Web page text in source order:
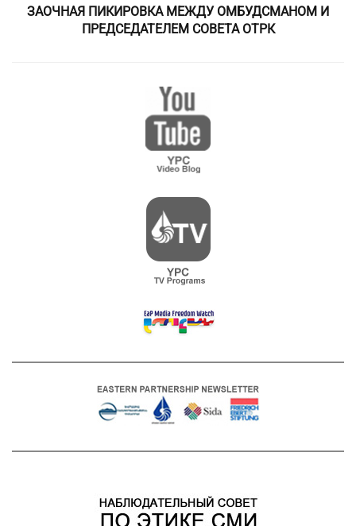
ЗАОЧНАЯ ПИКИРОВКА МЕЖДУ ОМБУДСМАНОМ И
ПРЕДСЕДАТЕЛЕМ СОВЕТА ОТРК